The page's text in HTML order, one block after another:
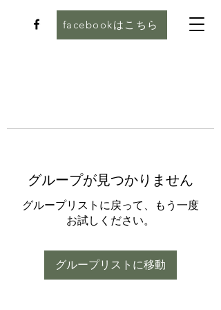
facebookはこちら
グループが見つかりません
グループリストに戻って、もう一度
お試しください。
グループリストに移動